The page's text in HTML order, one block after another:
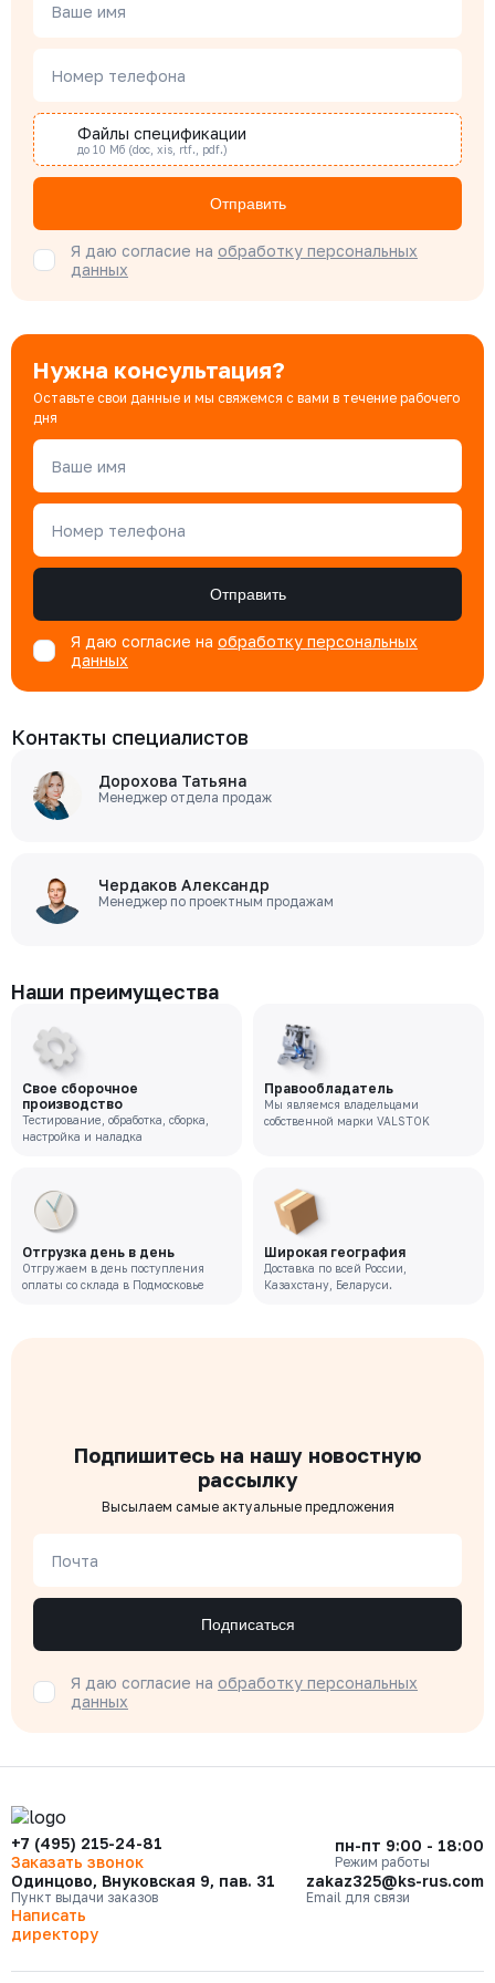
Наталья Гомонова
Бондарюк Евгения
Специалист отдела продаж
Ваше имя
Номер телефона
Файлы спецификации
до 10 Мб (doc, xis, rtf., pdf.)
Отправить
Я даю согласие на обработку персональных
данных
Нужна консультация?
Оставьте свои данные и мы свяжемся с вами в течение рабочего
дня
Ваше имя
Номер телефона
Отправить
Я даю согласие на обработку персональных
данных
Контакты специалистов
Дорохова Татьяна
Менеджер отдела продаж
Чердаков Александр
Менеджер по проектным продажам
Наши преимущества
Свое сборочное
производство
Тестирование, обработка, сборка,
настройка и наладка
Правообладатель
Мы являемся владельцами
собственной марки VALSTOK
Отгрузка день в день
Отгружаем в день поступления
оплаты со склада в Подмосковье
Широкая география
Доставка по всей России,
Казахстану, Беларуси.
Подпишитесь на нашу новостную
рассылку
Высылаем самые актуальные предложения
Почта
Подписаться
Я даю согласие на обработку персональных
данных
+7 (495) 215-24-81
Заказать звонок
пн-пт 9:00 - 18:00
Режим работы
Одинцово, Внуковская 9, пав. 31
Пункт выдачи заказов
zakaz325@ks-rus.com
Email для связи
Написать
директору